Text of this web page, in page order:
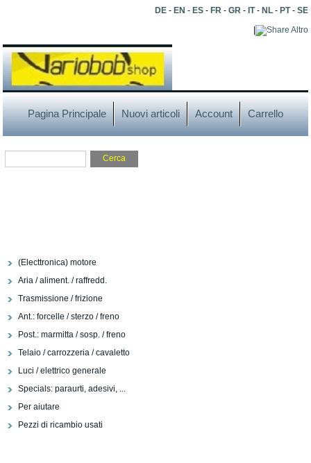
DE- EN - ES- FR- GR- IT- NL- PT- SE
Altro
Pagina Principale Nuovi articoli Account Carrello
(Electtronica) motore
Aria / aliment. / raffredd.
Trasmissione / frizione
Ant.: forcelle / sterzo / freno
Post.: marmitta / sosp. / freno
Telaio / carrozzeria / cavaletto
Luci / elettrico generale
Specials: paraurti, adesivi, ...
Per aiutare
Pezzi di ricambio usati